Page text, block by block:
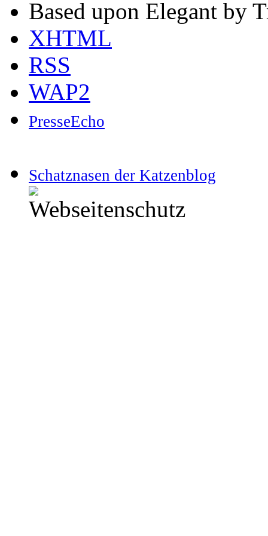
Based upon Elegant by
XHTML
RSS
WAP2
PresseEcho
Schatznasen der Katzenblog